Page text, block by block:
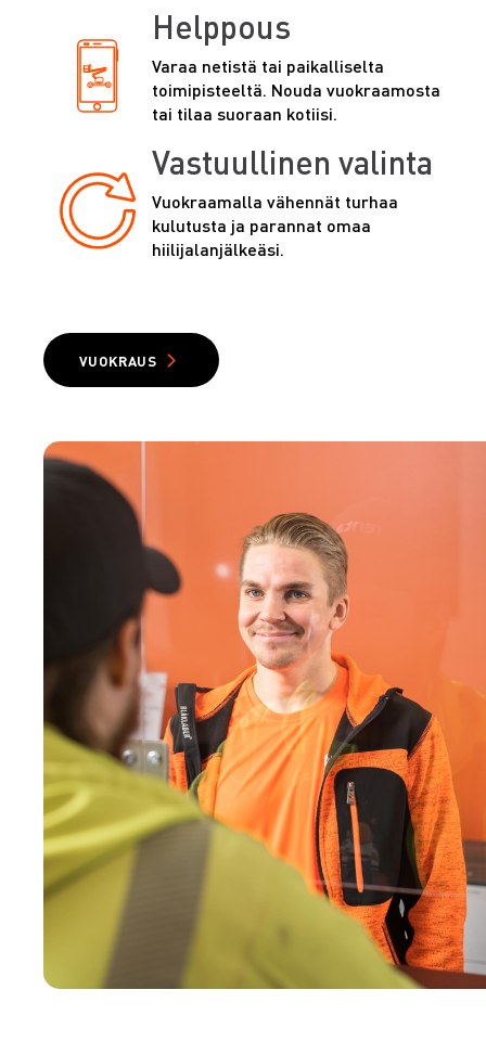
Helppous
Varaa netistä tai paikalliselta
toimipisteeltä. Nouda vuokraamosta
tai tilaa suoraan kotiisi.
Vastuullinen valinta
Vuokraamalla vähennät turhaa
kulutusta ja parannat omaa
hiilijalanjälkeäsi.
VUOKRAUS